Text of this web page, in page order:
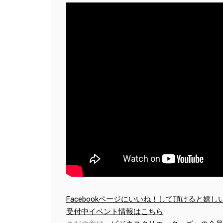
Facebookページにいいね！して頂けると嬉し
受付中イベント情報はこちら